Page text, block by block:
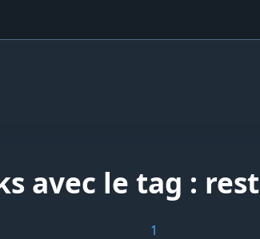
avec le tag : rest
1